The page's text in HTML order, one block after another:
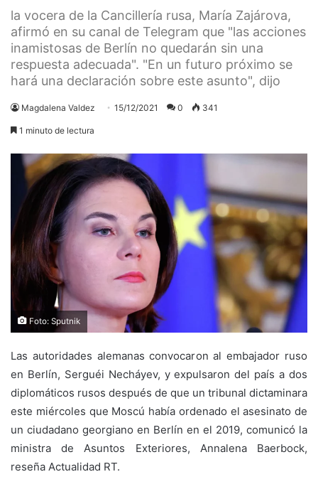
la vocera de la Cancillería rusa, María Zajárova,
afirmó en su canal de Telegram que "las acciones
inamistosas de Berlín no quedarán sin una
respuesta adecuada". "En un futuro próximo se
hará una declaración sobre este asunto", dijo
Magdalena Valdez 15/12/2021 0 341
1 minuto de lectura
Foto: Sputnik
Las autoridades alemanas convocaron al embajador ruso
en Berlín, Serguéi Necháyev, y expulsaron del país a dos
diplomáticos rusos después de que un tribunal dictaminara
este miércoles que Moscú había ordenado el asesinato de
un ciudadano georgiano en Berlín en el 2019, comunicó la
ministra de Asuntos Exteriores, Annalena Baerbock,
reseña Actualidad RT.